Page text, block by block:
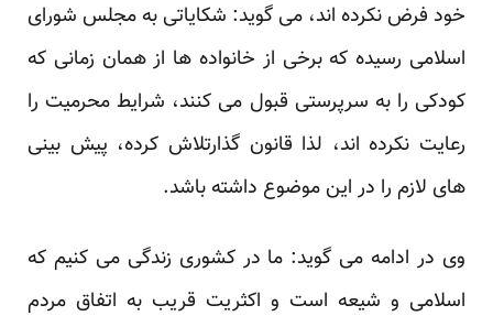
خود فرض نکرده اند، می گوید: شکایاتی به مجلس شورای
اسلامی رسیده که برخی از خانواده ها از همان زمانی که
کودکی را به سرپرستی قبول می کنند، شرایط محرمیت را
رعایت نکرده اند، لذا قانون گذارتلاش کرده، پیش بینی
های لازم را در این موضوع داشته باشد.
وی در ادامه می گوید: ما در کشوری زندگی می کنیم که
اسلامی و شیعه است و اکثریت قریب به اتفاق مردم